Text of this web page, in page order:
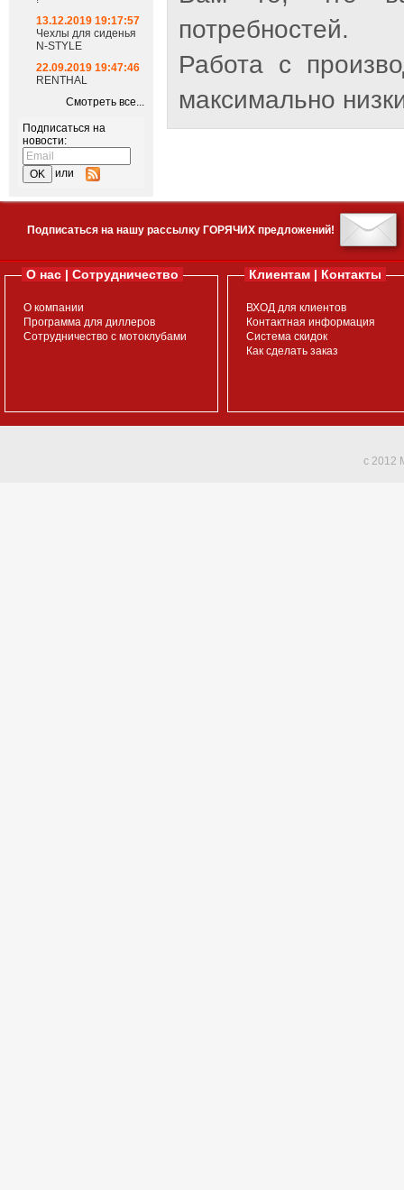
13.12.2019 19:17:57
Чехлы для сиденья
N-STYLE
22.09.2019 19:47:46
RENTHAL
Смотреть все...
Подписаться на
новости:
или
потребностей.
Работа с
максимально
Подписаться на нашу рассылку ГОРЯЧИХ предложений!
О нас | Сотрудничество
О компании
Программа для диллеров
Сотрудничество с мотоклубами
Клиентам | Контакты
ВХОД для клиентов
Контактная информация
Система скидок
Как сделать заказ
c 2012